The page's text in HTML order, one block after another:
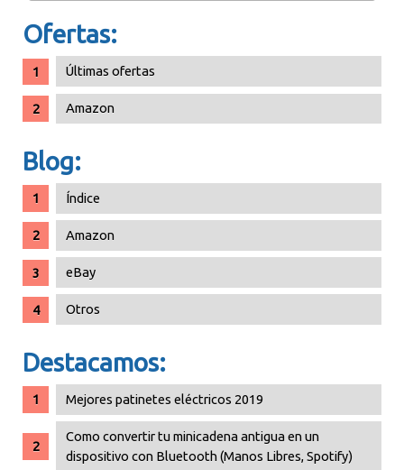
Ofertas:
Últimas ofertas
Amazon
Blog:
Índice
Amazon
eBay
Otros
Destacamos:
Mejores patinetes eléctricos 2019
Como convertir tu minicadena antigua en un
dispositivo con Bluetooth (Manos Libres, Spotify)